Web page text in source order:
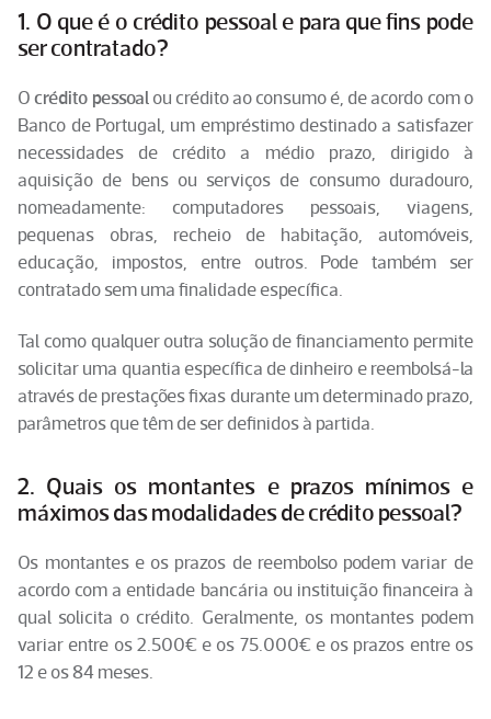
1. O que é o crédito pessoal e para que fins pode
ser contratado?
O crédito pessoal ou crédito ao consumo é, de acordo com o
Banco de Portugal, um empréstimo destinado a satisfazer
necessidades de crédito a médio prazo, dirigido à
aquisição de bens ou serviços de consumo duradouro,
nomeadamente: computadores pessoais, viagens,
pequenas obras, recheio de habitação, automóveis,
educação, impostos, entre outros. Pode também ser
contratado sem uma finalidade específica.
Tal como qualquer outra solução de financiamento permite
solicitar uma quantia específica de dinheiro e reembolsá-la
através de prestações fixas durante um determinado prazo,
parâmetros que têm de ser definidos à partida.
2. Quais os montantes e prazos mínimos e
máximos das modalidades de crédito pessoal?
Os montantes e os prazos de reembolso podem variar de
acordo com a entidade bancária ou instituição financeira à
qual solicita o crédito. Geralmente, os montantes podem
variar entre os 2.500€ e os 75.000€ e os prazos entre os
12 e os 84 meses.